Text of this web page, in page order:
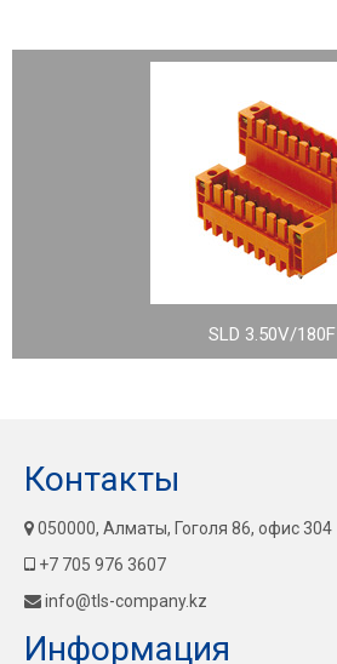
SLD 3.50V/180F
Контакты
050000, Алматы, Гоголя 86, офис 304
+7 705 976 3607
info@tls-company.kz
Информация